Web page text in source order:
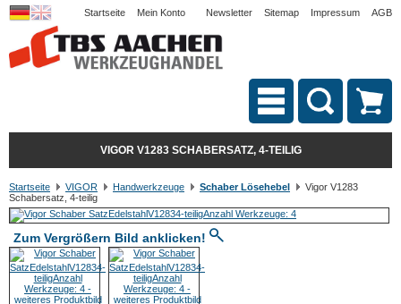
Startseite Mein Konto Newsletter Sitemap Impressum AGB
VIGOR V1283 SCHABERSATZ, 4-TEILIG
Startseite VIGOR Handwerkzeuge Schaber Lösehebel
Vigor V1283
Schabersatz, 4-teilig
Zum Vergrößern Bild anklicken!